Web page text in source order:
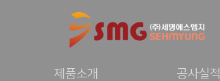
제품소개 공사실적